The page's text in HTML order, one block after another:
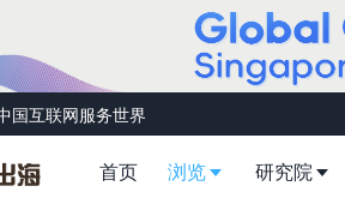
国互联网服务世界
首页 浏览 研究院